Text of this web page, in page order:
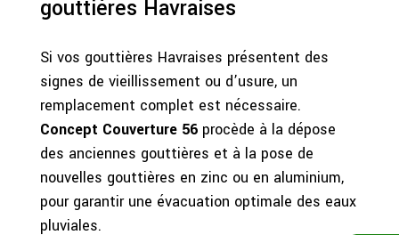
gouttières Havraises
Si vos gouttières Havraises présentent des
signes de vieillissement ou d’usure, un
remplacement complet est nécessaire.
Concept Couverture 56procède à la dépose
des anciennes gouttières et à la pose de
nouvelles gouttières en zinc ou en aluminium,
pour garantir une évacuation optimale des eaux
pluviales.